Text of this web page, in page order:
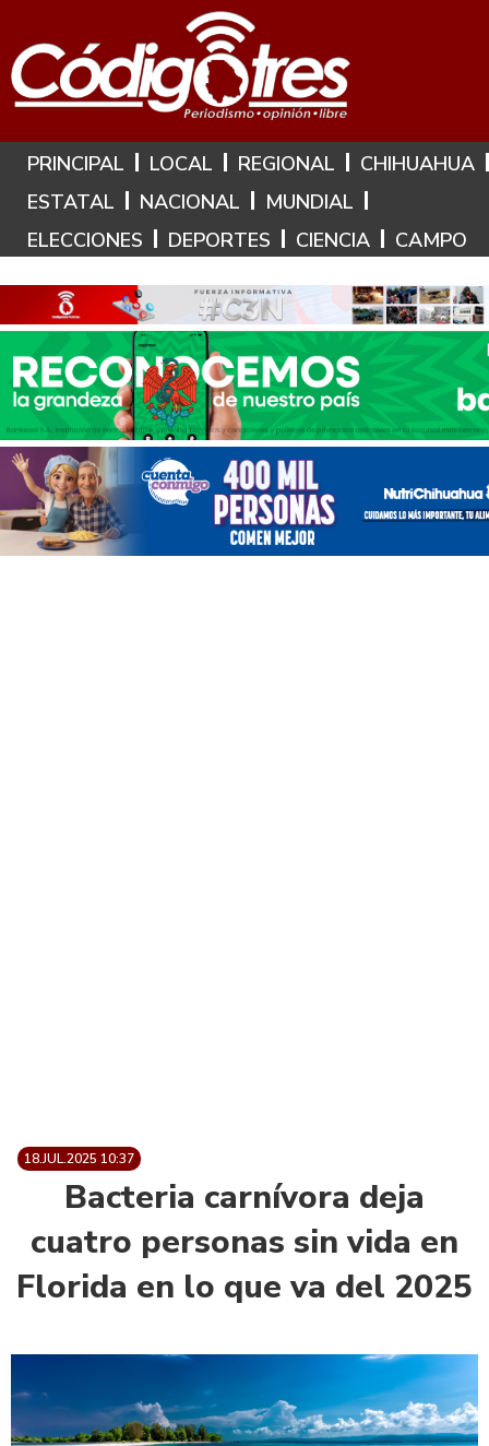
Hoy es: 8 de Agosto de 2026
PRINCIPAL LOCAL REGIONAL
CHIHUAHUA
ESTATAL
NACIONAL
MUNDIAL
ELECCIONES
DEPORTES CIENCIA CAMPO
18.JUL.2025 10:37
Bacteria carnívora deja
cuatro personas sin vida en
Florida en lo que va del 2025